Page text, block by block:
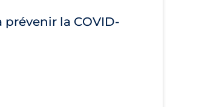
prévenir la COVID-